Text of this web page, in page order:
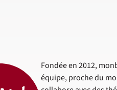
Fondée en 2012,
équipe, proche du